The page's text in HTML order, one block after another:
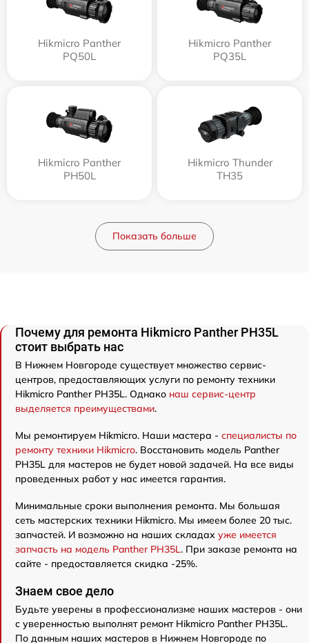
Hikmicro Panther
PQ50L
Hikmicro Panther
PQ35L
Hikmicro Panther
PH50L
Hikmicro Thunder
TH35
Показать больше
Почему для ремонта Hikmicro Panther PH35L
стоит выбрать нас
В Нижнем Новгороде существует множество сервис-
центров, предоставляющих услуги по ремонту техники
Hikmicro Panther PH35L. Однако наш сервис-центр
выделяется преимуществами.
Мы ремонтируем Hikmicro. Наши мастера - специалисты по
ремонту техники Hikmicro. Восстановить модель Panther
PH35L для мастеров не будет новой задачей. На все виды
проведенных работ у нас имеется гарантия.
Минимальные сроки выполнения ремонта. Мы большая
сеть мастерских техники Hikmicro. Мы имеем более 20 тыс.
запчастей. И возможно на наших складах уже имеется
запчасть на модель Panther PH35L. При заказе ремонта на
сайте - предоставляется скидка -25%.
Знаем свое дело
Будьте уверены в профессионализме наших мастеров - они
с уверенностью выполнят ремонт Hikmicro Panther PH35L.
По данным наших мастеров в Нижнем Новгороде по